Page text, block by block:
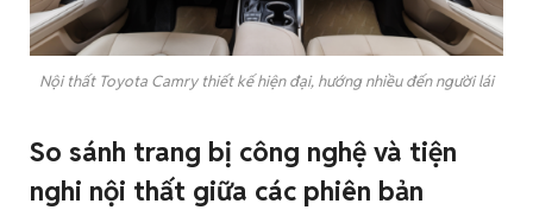
Nội thất Toyota Camry thiết kế hiện đại, hướng nhiều đến người lái
So sánh trang bị công nghệ và tiện
nghi nội thất giữa các phiên bản